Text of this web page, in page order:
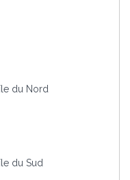
du Nord
du Sud